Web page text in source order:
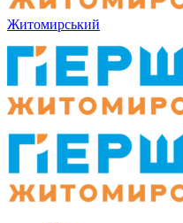
Житомирський